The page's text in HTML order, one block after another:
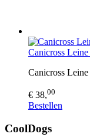
Canicross
Canicross
€ 38,00
Bestellen
CoolDogs